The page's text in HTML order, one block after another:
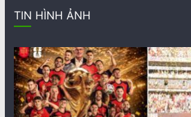
TIN HÌNH ẢNH